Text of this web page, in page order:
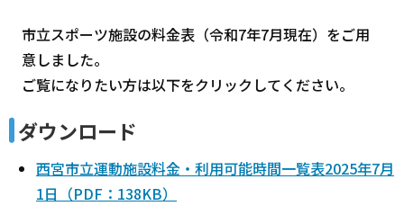
市立スポーツ施設の料金表（令和7年7月現在）をご用
意しました。
ご覧になりたい方は以下をクリックしてください。
ダウンロード
西宮市立運動施設料金・利用可能時間一覧表2025年7月
1日（PDF：138KB）